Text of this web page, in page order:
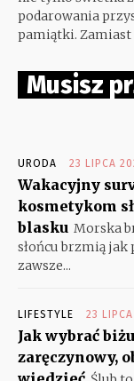
podarowania
pamiątki. Zamiast
Musisz
URODA 23 LIPCA
Wakacyjny
kosmetykom
blasku Morska
słońcu brzmią jak
zawsze...
LIFESTYLE 23
Jak wybrać
zaręczynowy,